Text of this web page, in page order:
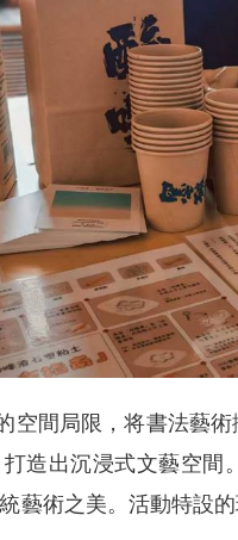
間局限，将書法藝術
造出沉浸式文藝空
藝術之美。活動特設